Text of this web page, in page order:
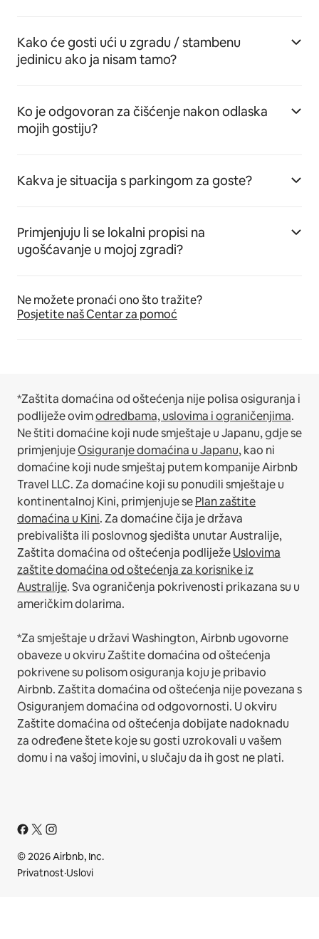
Kako će gosti ući u zgradu / stambenu
jedinicu ako ja nisam tamo?
Ko je odgovoran za čišćenje nakon odlaska
mojih gostiju?
Kakva je situacija s parkingom za goste?
Primjenjuju li se lokalni propisi na
ugošćavanje u mojoj zgradi?
Ne možete pronaći ono što tražite?
Posjetite naš Centar za pomoć
*Zaštita domaćina od oštećenja nije polisa osiguranja i
podliježe ovimodredbama, uslovima i ograničenjima.
Ne štiti domaćine koji nude smještaje u Japanu, gdje se
primjenjujeOsiguranje domaćina u Japanu, kao ni
domaćine koji nude smještaj putem kompanije Airbnb
Travel LLC.Za domaćine koji su ponudili smještaje u
kontinentalnoj Kini, primjenjuje sePlan zaštite
domaćina u Kini.Za domaćine čija je država
prebivališta ili poslovnog sjedišta unutar Australije,
Zaštita domaćina od oštećenja podliježeUslovima
zaštite domaćina od oštećenja za korisnike iz
Australije. Sva ograničenja pokrivenosti prikazana su u
američkim dolarima.
*Za smještaje u državi Washington, Airbnb ugovorne
obaveze u okviru Zaštite domaćina od oštećenja
pokrivene su polisom osiguranja koju je pribavio
Airbnb. Zaštita domaćina od oštećenja nije povezana s
Osiguranjem domaćina od odgovornosti. U okviru
Zaštite domaćina od oštećenja dobijate nadoknadu
za određene štete koje su gosti uzrokovali u vašem
domu i na vašoj imovini, u slučaju da ih gost ne plati.
© 2026 Airbnb, Inc.
Privatnost·Uslovi